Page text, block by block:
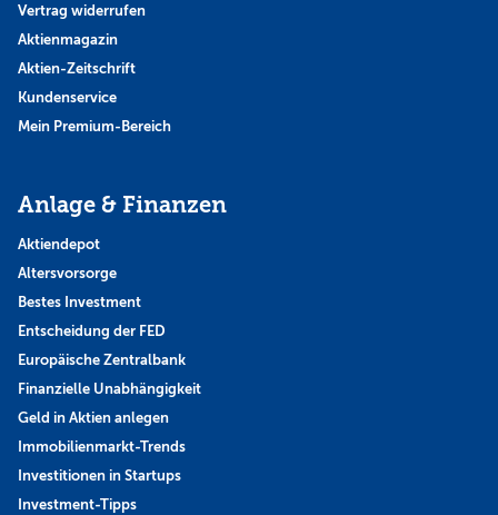
Vertrag widerrufen
Aktienmagazin
Aktien-Zeitschrift
Kundenservice
Mein Premium-Bereich
Anlage & Finanzen
Aktiendepot
Altersvorsorge
Bestes Investment
Entscheidung der FED
Europäische Zentralbank
Finanzielle Unabhängigkeit
Geld in Aktien anlegen
Immobilienmarkt-Trends
Investitionen in Startups
Investment-Tipps